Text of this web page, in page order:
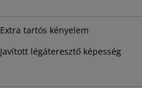
Extra tartós kényelem
Javított légáteresztő képesség